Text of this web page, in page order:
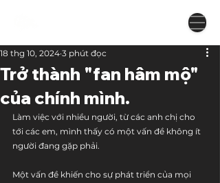
Trở thành "fan hâm mộ"
của chính mình.
18 thg 10, 2024 3 phút đọc
Làm việc với nhiều người, từ các anh chị cho
tới các em, mình thấy có một vấn đề không ít
người đang gặp phải.
Một vấn đề khiến cho sự phát triển của mọi